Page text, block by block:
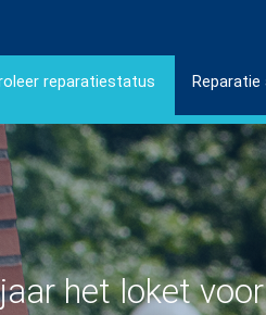
reparatiestatus
het loket